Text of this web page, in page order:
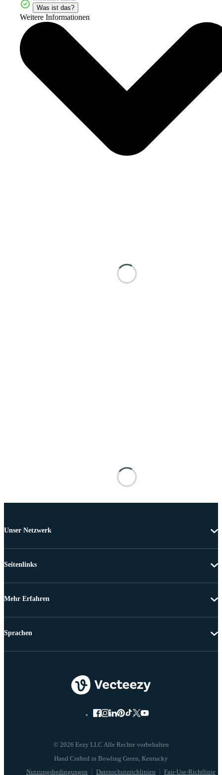
Was ist das?
Weitere Informationen
Unser Netzwerk
Seitenlinks
Mehr Erfahren
© 2026 Eezy LLC Alle Rechte vorbehalten
Nutzungsbedingungen Datenschutzrichlinien Fair-Use-Richtlinie
Sprachen